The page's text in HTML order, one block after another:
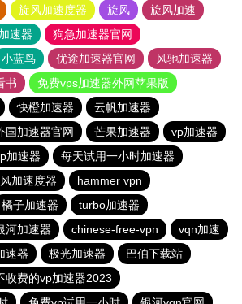
旋风加速度器 旋风
旋风加速
速器
狗急加速器官网
小蓝鸟 优途加速器官网
风驰加速器
书
免费vps加速器外网苹果版
快橙加速器
云帆加速器
国加速器官网 芒果加速器
vp加速器
加速器
每天试用一小时加速器
加速度器
hammer vpn
橘子加速器
turbo加速器
河加速器 chinese-free-vpn
vqn加速
速器 极光加速器
巴伯下载站
收费的vp加速器2023